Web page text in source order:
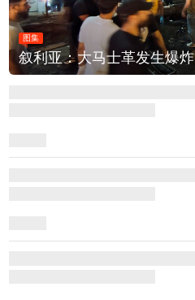
图集
叙利亚：大马士革发生爆炸